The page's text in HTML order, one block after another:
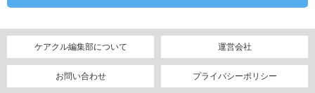
ケアクル編集部について 運営会社
お問い合わせ プライバシーポリシー